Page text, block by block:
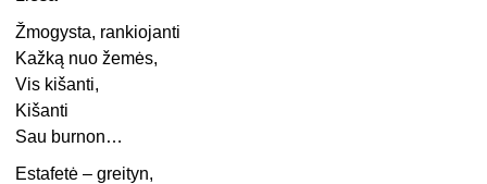
Žmogysta, rankiojanti
Kažką nuo žemės,
Vis kišanti,
Kišanti
Sau burnon…
Estafetė – greityn,